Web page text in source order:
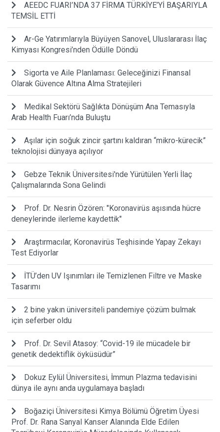
AEEDC FUARI’NDA 37 FİRMA TÜRKİYE’Yİ BAŞARIYLA
TEMSİL ETTİ
Ar-Ge Yatırımlarıyla Büyüyen Sanovel, Uluslararası İlaç
Kimyası Kongresi’nden Ödülle Döndü
Sigorta ve Aile Planlaması: Geleceğinizi Finansal
Olarak Güvence Altına Alma Stratejileri
Medikal Sektörü Sağlıkta Dönüşüm Ana Temasıyla
Arab Health Fuarı’nda Buluştu
Aşılar için soğuk zincir şartını kaldıran “mikro-kürecik”
teknolojisi dünyaya açılıyor
Gebze Teknik Üniversitesi'nde Yürütülen Yerli İlaç
Çalışmalarında Sona Gelindi
Prof. Dr. Nesrin Özören: "Koronavirüs aşısında hücre
deneylerinde ilerleme kaydettik"
Araştırmacılar, Koronavirüs Teşhisinde Yapay Zekayı
Test Ediyorlar
İTÜ’den UV Işınımları ile Temizlenen Filtre ve Maske
Tasarımı
2 bine yakın üniversiteli pandemiye çözüm bulmak
için seferber oldu
Prof. Dr. Sevil Atasoy: “Covid-19 ile mücadele bir
genetik dedektiflik öyküsüdür”
Dokuz Eylül Üniversitesi, İmmun Plazma tedavisini
dünya ile aynı anda uygulamaya başladı
Boğaziçi Üniversitesi Kimya Bölümü Öğretim Üyesi
Prof. Dr. Rana Sanyal Kanser Alanında Elde Edilen